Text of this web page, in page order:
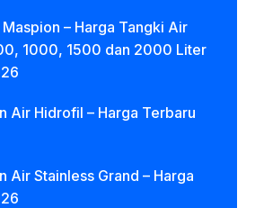
– Harga Tangki Air
1000, 1500 dan 2000 Liter
Air Hidrofil – Harga Terbaru
Air Stainless Grand – Harga